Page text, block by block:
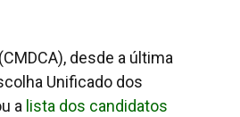
desde a última
Unificado dos
a lista dos candidatos